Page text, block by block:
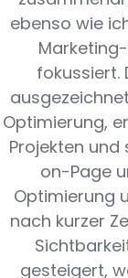
ebenso wie
fokussiert.
Optimierung,
Projekten und
on-Page
Optimierung
nach kurzer
gesteigert,